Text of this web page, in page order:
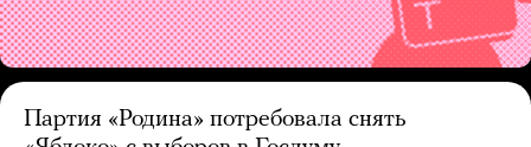
Партия «Родина» потребовала снять